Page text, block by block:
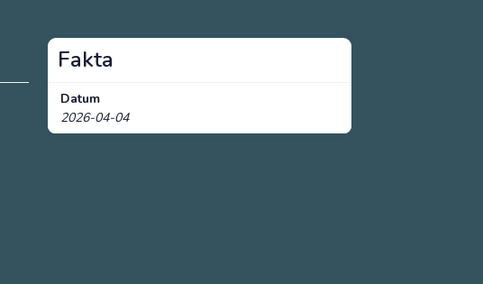
Fakta
Datum
2026-04-04